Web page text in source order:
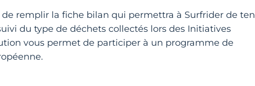
de remplir la fiche bilan qui permettra à Surfrider de
du type de déchets collectés lors des Initiatives
vous permet de participer à un programme de